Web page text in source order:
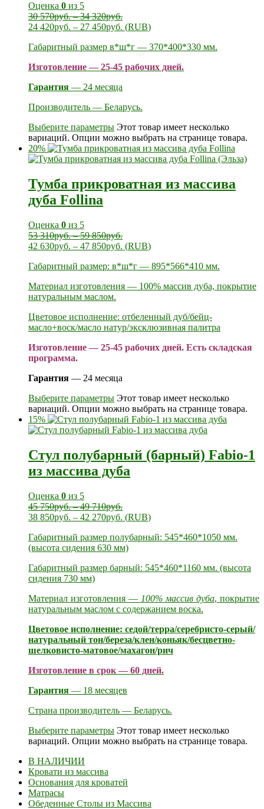
Оценка 0 из 5
30 570руб.–34 320руб.
24 420руб. – 27 450руб. (RUB)
Габаритный размер в*ш*г — 370*400*330 мм.
Изготовление — 25-45 рабочих дней.
Гарантия — 24 месяца
Производитель — Беларусь.
Выберите параметры Этот товар имеет несколько
вариаций. Опции можно выбрать на странице товара.
20%
Тумба прикроватная из массива
дуба Follina
Оценка 0 из 5
53 310руб.–59 850руб.
42 630руб. – 47 850руб. (RUB)
Габаритный размер: в*ш*г — 895*566*410 мм.
Материал изготовления — 100% массив дуба, покрытие
натуральным маслом.
Цветовое исполнение: отбеленный дуб/бейц-
масло+воск/масло натур/эксклюзивная палитра
Изготовление — 25-45 рабочих дней. Есть складская
программа.
Гарантия — 24 месяца
Выберите параметры Этот товар имеет несколько
вариаций. Опции можно выбрать на странице товара.
15%
Стул полубарный (барный) Fabio-1
из массива дуба
Оценка 0 из 5
45 750руб.–49 710руб.
38 850руб. – 42 270руб. (RUB)
Габаритный размер полубарный: 545*460*1050 мм.
(высота сидения 630 мм)
Габаритный размер барный: 545*460*1160 мм. (высота
сидения 730 мм)
Материал изготовления — 100% массив дуба, покрытие
натуральным маслом с содержанием воска.
Цветовое исполнение: седой/терра/серебристо-серый/
натуральный тон/береза/клен/коньяк/бесцветно-
шелковисто-матовое/махагон/рич
Изготовление в срок — 60 дней.
Гарантия — 18 месяцев
Страна производитель — Беларусь.
Выберите параметры Этот товар имеет несколько
вариаций. Опции можно выбрать на странице товара.
В НАЛИЧИИ
Кровати из массива
Основания для кроватей
Матрасы
Обеденные Столы из Массива